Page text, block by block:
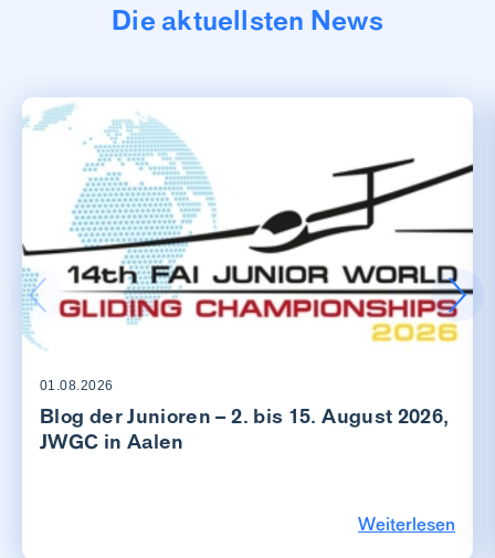
Die aktuellsten News
01.08.2026
Blog der Junioren – 2. bis 15. August 2026,
JWGC in Aalen
Weiterlesen